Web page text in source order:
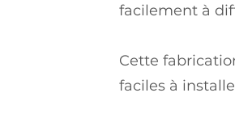
facilement à
Cette
faciles à